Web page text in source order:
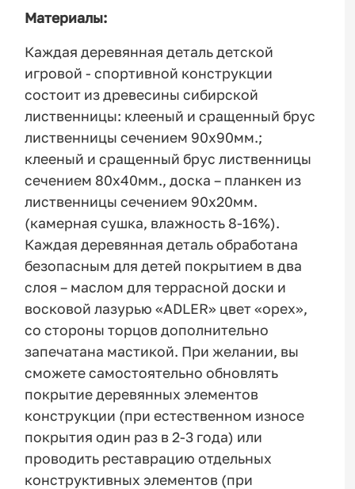
Материалы:
Каждая деревянная деталь детской
игровой - спортивной конструкции
состоит из древесины сибирской
лиственницы: клееный и сращенный брус
лиственницы сечением 90х90мм.;
клееный и сращенный брус лиственницы
сечением 80х40мм., доска – планкен из
лиственницы сечением 90х20мм.
(камерная сушка, влажность 8-16%).
Каждая деревянная деталь обработана
безопасным для детей покрытием в два
слоя – маслом для террасной доски и
восковой лазурью «ADLER» цвет «орех»,
со стороны торцов дополнительно
запечатана мастикой. При желании, вы
сможете самостоятельно обновлять
покрытие деревянных элементов
конструкции (при естественном износе
покрытия один раз в 2-3 года) или
проводить реставрацию отдельных
конструктивных элементов (при